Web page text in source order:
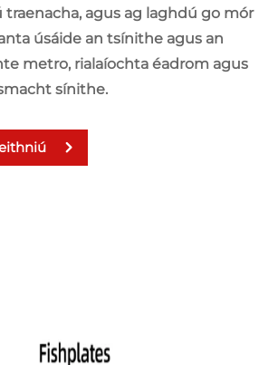
agus ag laghdú go mór
úsáide an tsínithe agus an
metro, rialaíochta éadrom agus
sínithe.